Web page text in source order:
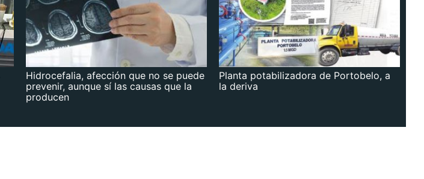
Hidrocefalia, afección que no se puede
prevenir, aunque sí las causas que la
producen
Planta potabilizadora de Portobelo, a
la deriva